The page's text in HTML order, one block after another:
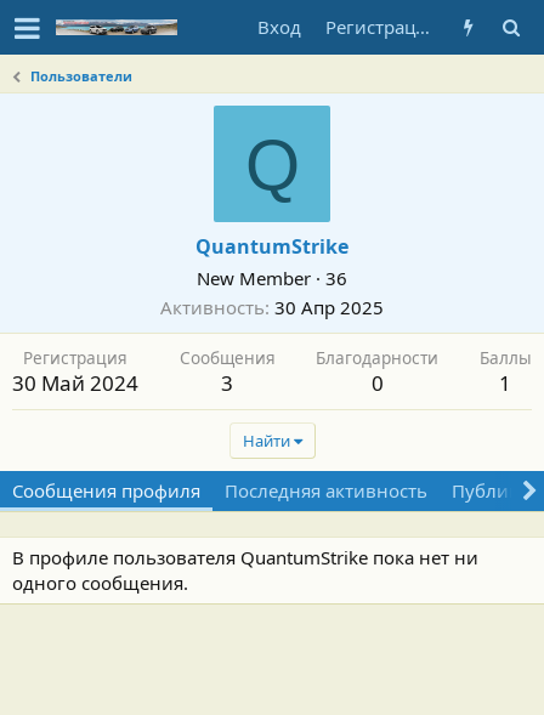
Вход Регистрация
Пользователи
Q
QuantumStrike
New Member · 36
Активность 30 Апр 2025
Регистрация
30 Май 2024
Сообщения
3
Благодарности
0
Баллы
1
Найти
Сообщения профиля Последняя активность
В профиле пользователя QuantumStrike пока нет ни
одного сообщения.